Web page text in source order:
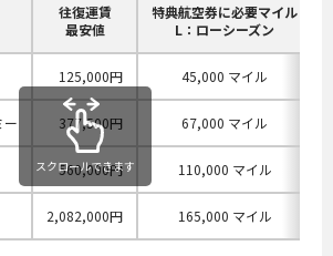
往復運賃
最安値
特典航空券に必要マイル
L：ローシーズン
125,000円 45,000 マイル
ー 377,500円 67,000 マイル
560,000円 110,000 マイル
2,082,000円 165,000 マイル
スクロールできます